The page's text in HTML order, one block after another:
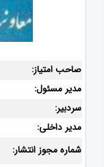
صاحب امتیاز:
مدیر مسئول:
سردبیر:
مدیر داخلی:
شماره مجوز انتشار: